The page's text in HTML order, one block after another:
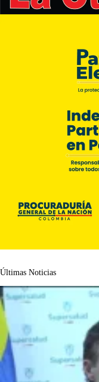
Últimas Noticias